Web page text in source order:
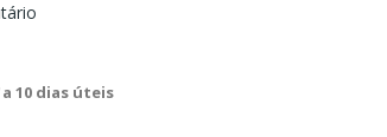
10 dias úteis